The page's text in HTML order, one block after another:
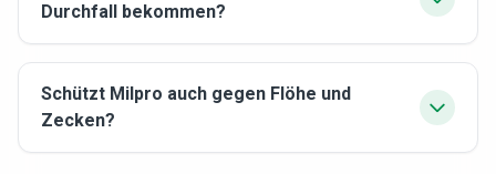
Durchfall bekommen?
Schützt Milpro auch gegen Flöhe und
Zecken?